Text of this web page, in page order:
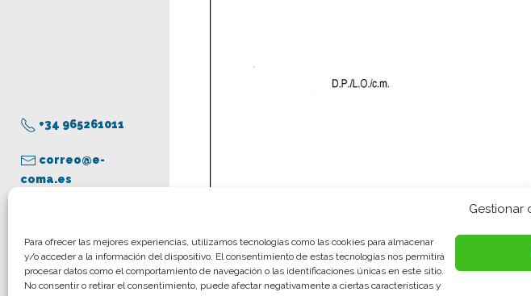
Gestionar
Para ofrecer las mejores experiencias, utilizamos tecnologías como las cookies para almacenar
y/o acceder a la información del dispositivo. El consentimiento de estas tecnologías nos permitirá
procesar datos como el comportamiento de navegación o las identificaciones únicas en este sitio.
No consentir o retirar el consentimiento, puede afectar negativamente a ciertas características y
+34 965261011
correo@e-
coma.es
Aviso legal
Política de privacidad
Política de cookies